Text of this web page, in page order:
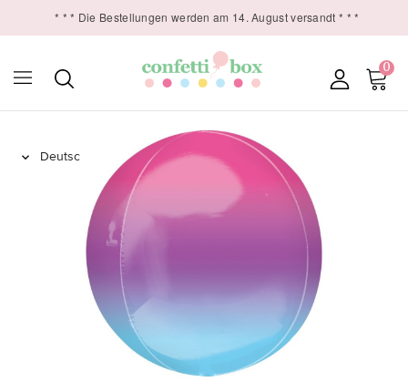
* * * Die Bestellungen werden am 14. August versandt * * *
0
